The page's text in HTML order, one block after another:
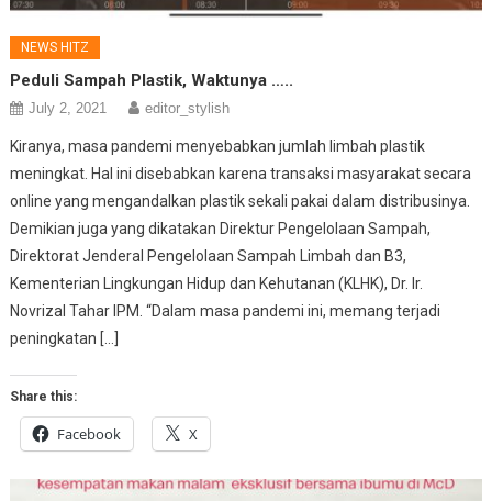
NEWS HITZ
Peduli Sampah Plastik, Waktunya …..
July 2, 2021 editor_stylish
Kiranya, masa pandemi menyebabkan jumlah limbah plastik
meningkat. Hal ini disebabkan karena transaksi masyarakat secara
online yang mengandalkan plastik sekali pakai dalam distribusinya.
Demikian juga yang dikatakan Direktur Pengelolaan Sampah,
Direktorat Jenderal Pengelolaan Sampah Limbah dan B3,
Kementerian Lingkungan Hidup dan Kehutanan (KLHK), Dr. Ir.
Novrizal Tahar IPM. “Dalam masa pandemi ini, memang terjadi
peningkatan […]
Share this:
Facebook X